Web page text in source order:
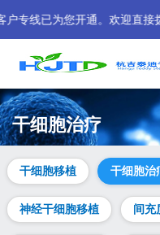
您开通。欢迎直接拨打：
干细胞治疗
干细胞移植 干细胞治
神经干细胞移植 间充